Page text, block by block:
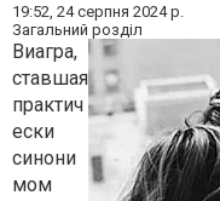
19:52, 24 серпня 2024 р.
Загальний розділ
Виагра,
ставшая
практич
ески
синони
мом